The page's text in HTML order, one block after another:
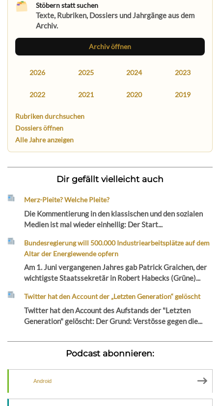
Stöbern statt suchen
Texte, Rubriken, Dossiers und Jahrgänge aus dem
Archiv.
Archiv öffnen
2026 2025 2024 2023
2022 2021 2020 2019
Rubriken durchsuchen
Dossiers öffnen
Alle Jahre anzeigen
Dir gefällt vielleicht auch
Merz-Pleite? Welche Pleite?
Die Kommentierung in den klassischen und den sozialen
Medien ist mal wieder einhellig: Der Start...
Bundesregierung will 500.000 Industriearbeitsplätze auf dem
Altar der Energiewende opfern
Am 1. Juni vergangenen Jahres gab Patrick Graichen, der
wichtigste Staatssekretär in Robert Habecks (Grüne)...
Twitter hat den Account der „Letzten Generation“ gelöscht
Twitter hat den Account des Aufstands der "Letzten
Generation" gelöscht: Der Grund: Verstösse gegen die...
Podcast abonnieren:
Android